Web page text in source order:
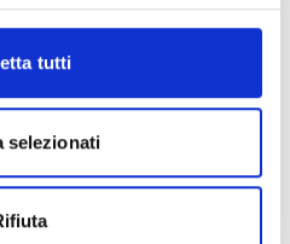
tutti
selezionati
del partenariato
stakeholder e le parti
le autorità sanitarie
i professionisti della
di assistenza
cui la Commissione